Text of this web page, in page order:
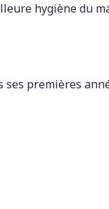
hygiène du
premières